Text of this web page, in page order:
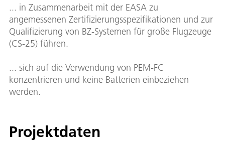
... in Zusammenarbeit mit der EASA zu
angemessenen Zertifizierungsspezifikationen und zur
Qualifizierung von BZ-Systemen für große Flugzeuge
(CS-25) führen.
... sich auf die Verwendung von PEM-FC
konzentrieren und keine Batterien einbeziehen
werden.
Projektdaten